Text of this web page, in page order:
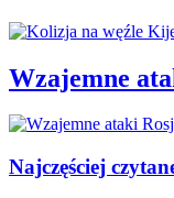
Wzajemne
Najczęściej